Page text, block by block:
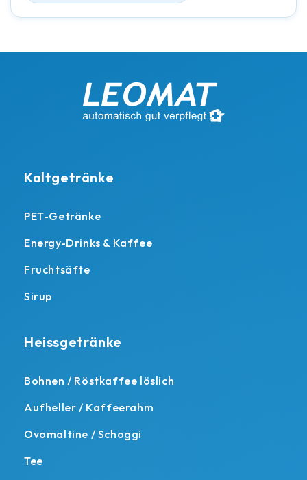
Kaltgetränke
PET-Getränke
Energy-Drinks & Kaffee
Fruchtsäfte
Sirup
Heissgetränke
Bohnen / Röstkaffee löslich
Aufheller / Kaffeerahm
Ovomaltine / Schoggi
Tee